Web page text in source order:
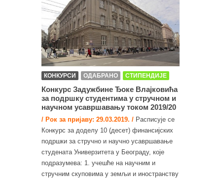
КОНКУРСИ ОДАБРАНО СТИПЕНДИЈЕ
Конкурс Задужбине Ђоке Влајковића
за подршку студентима у стручном и
научном усавршавању током 2019/20
/ Рок за пријаву: 29.03.2019. / Расписује се
Конкурс за доделу 10 (десет) финансијских
подршки за стручно и научно усавршавање
студената Универзитета у Београду, које
подразумева: 1. учешће на научним и
стручним скуповима у земљи и иностранству